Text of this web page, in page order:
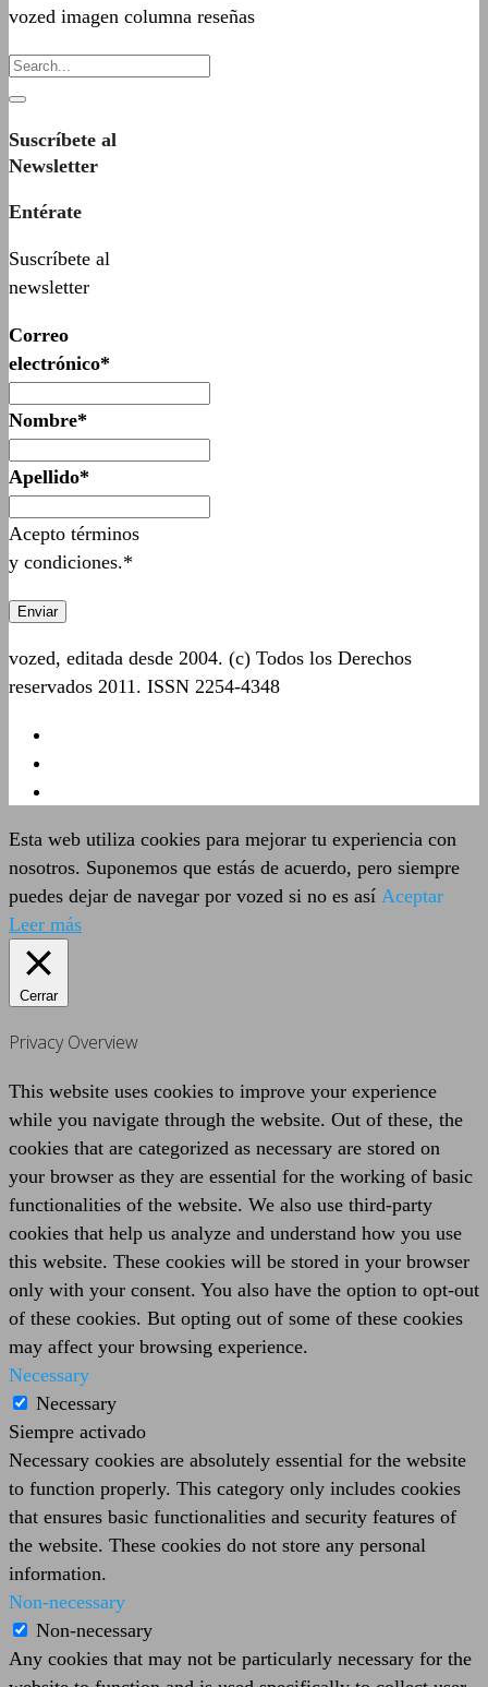
vozed imagen columna reseñas
Suscríbete al
Newsletter
Entérate
Suscríbete al
newsletter
Correo
electrónico*
Nombre*
Apellido*
Acepto términos
y condiciones.*
vozed, editada desde 2004. (c) Todos los Derechos
reservados 2011. ISSN 2254-4348
Esta web utiliza cookies para mejorar tu experiencia con
nosotros. Suponemos que estás de acuerdo, pero siempre
puedes dejar de navegar por vozed si no es así Aceptar
Leer más
Cerrar
Privacy Overview
This website uses cookies to improve your experience
while you navigate through the website. Out of these, the
cookies that are categorized as necessary are stored on
your browser as they are essential for the working of basic
functionalities of the website. We also use third-party
cookies that help us analyze and understand how you use
this website. These cookies will be stored in your browser
only with your consent. You also have the option to opt-out
of these cookies. But opting out of some of these cookies
may affect your browsing experience.
Necessary
Necessary
Siempre activado
Necessary cookies are absolutely essential for the website
to function properly. This category only includes cookies
that ensures basic functionalities and security features of
the website. These cookies do not store any personal
information.
Non-necessary
Non-necessary
Any cookies that may not be particularly necessary for the